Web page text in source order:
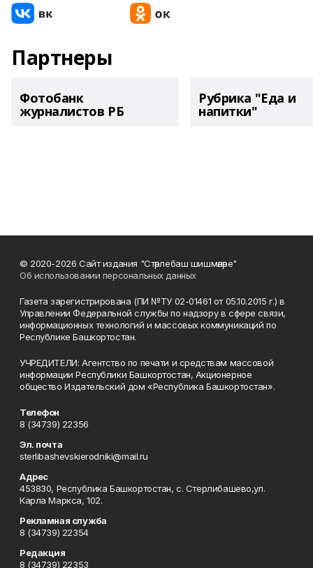
Партнеры
Фотобанк
журналистов РБ
Рубрика "Еда и
напитки"
© 2020-2026 Сайт издания "Стәрлебаш шишмәләре"
Об использовании персональных данных
Газета зарегистрирована (ПИ №ТУ 02-01461 от 05.10.2015 г.) в
Управлении Федеральной службы по надзору в сфере связи,
информационных технологий и массовых коммуникаций по
Республике Башкортостан.
УЧРЕДИТЕЛИ: Агентство по печати и средствам массовой
информации Республики Башкортостан, Акционерное
общество Издательский дом «Республика Башкортостан».
Телефон
8 (34739) 22356
Эл. почта
sterlibashevskierodniki@mail.ru
Адрес
453830, Республика Башкортостан, c. Стерлибашево,ул.
Карла Маркса, 102.
Рекламная служба
8 (34739) 22354
Редакция
8 (34739) 22353